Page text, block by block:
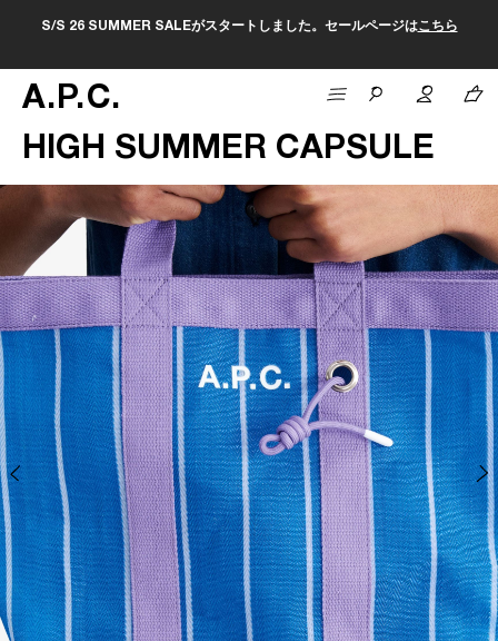
S/S 26 SUMMER SALEがスタートしました。セールページはこちら
A.P.C.
HIGH SUMMER CAPSULE